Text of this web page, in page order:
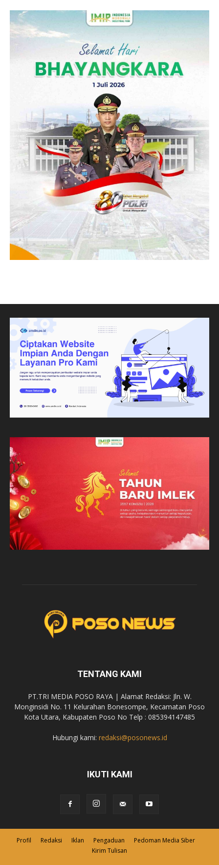
TENTANG KAMI
PT.TRI MEDIA POSO RAYA | Alamat Redaksi: Jln. W.
Monginsidi No. 11 Kelurahan Bonesompe, Kecamatan Poso
Kota Utara, Kabupaten Poso No Telp : 085394147485
Hubungi kami: redaksi@posonews.id
IKUTI KAMI
Profil Redaksi Iklan Pengaduan
Pedoman Media Siber
Kirim Tulisan